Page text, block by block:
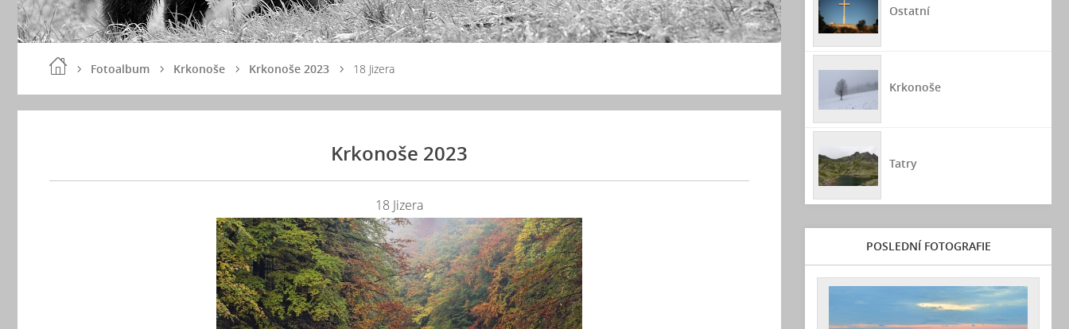
Fotoalbum Krkonoše Krkonoše 2023 18 Jizera
Krkonoše 2023
18 Jizera
Ostatní
Krkonoše
Tatry
POSLEDNÍ FOTOGRAFIE